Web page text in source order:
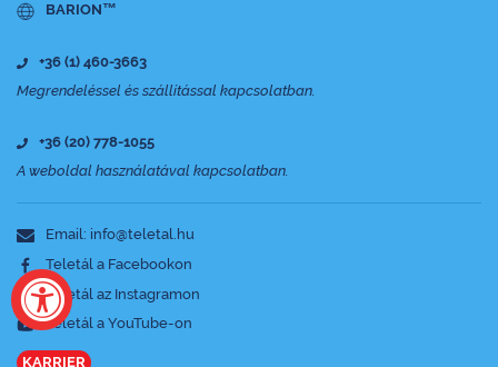
BARION™
+36 (1) 460-3663
Megrendeléssel és szállítással kapcsolatban.
+36 (20) 778-1055
A weboldal használatával kapcsolatban.
Email: info@teletal.hu
Teletál a Facebookon
Teletál az Instagramon
Teletál a YouTube-on
KARRIER